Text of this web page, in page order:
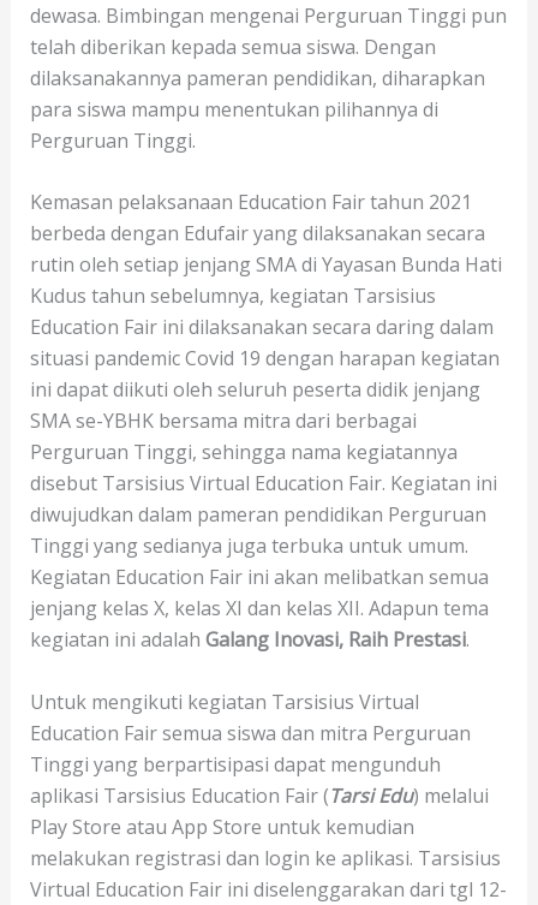
dewasa. Bimbingan mengenai Perguruan Tinggi pun
telah diberikan kepada semua siswa. Dengan
dilaksanakannya pameran pendidikan, diharapkan
para siswa mampu menentukan pilihannya di
Perguruan Tinggi.
Kemasan pelaksanaan Education Fair tahun 2021
berbeda dengan Edufair yang dilaksanakan secara
rutin oleh setiap jenjang SMA di Yayasan Bunda Hati
Kudus tahun sebelumnya, kegiatan Tarsisius
Education Fair ini dilaksanakan secara daring dalam
situasi pandemic Covid 19 dengan harapan kegiatan
ini dapat diikuti oleh seluruh peserta didik jenjang
SMA se-YBHK bersama mitra dari berbagai
Perguruan Tinggi, sehingga nama kegiatannya
disebut Tarsisius Virtual Education Fair. Kegiatan ini
diwujudkan dalam pameran pendidikan Perguruan
Tinggi yang sedianya juga terbuka untuk umum.
Kegiatan Education Fair ini akan melibatkan semua
jenjang kelas X, kelas XI dan kelas XII. Adapun tema
kegiatan ini adalah Galang Inovasi, Raih Prestasi.
Untuk mengikuti kegiatan Tarsisius Virtual
Education Fair semua siswa dan mitra Perguruan
Tinggi yang berpartisipasi dapat mengunduh
aplikasi Tarsisius Education Fair (Tarsi Edu) melalui
Play Store atau App Store untuk kemudian
melakukan registrasi dan login ke aplikasi. Tarsisius
Virtual Education Fair ini diselenggarakan dari tgl 12-